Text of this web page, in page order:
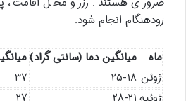
زودهنگام انجام شود.
ماه میانگین دما (سانتی گراد)
ژوئن ۲۵-۱۸
۳۷